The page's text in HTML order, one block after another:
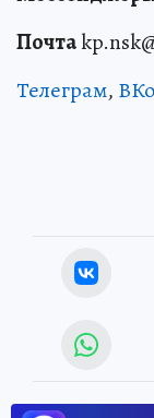
Почта
Телеграм,